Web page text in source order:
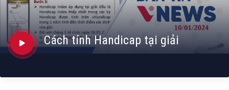
Cách tính Handicap tại giải